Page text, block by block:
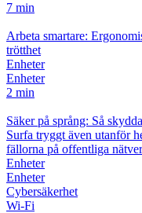
7 min
Arbeta smartare:
trötthet
Enheter
Enheter
2 min
Säker på språng: Så
Surfa tryggt även utanför
fällorna på offentliga
Enheter
Enheter
Cybersäkerhet
Wi-Fi